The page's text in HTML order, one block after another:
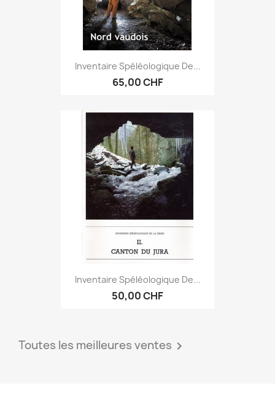
Inventaire Spéléologique De...
65,00 CHF
Inventaire Spéléologique De...
50,00 CHF
Toutes les meilleures ventes 